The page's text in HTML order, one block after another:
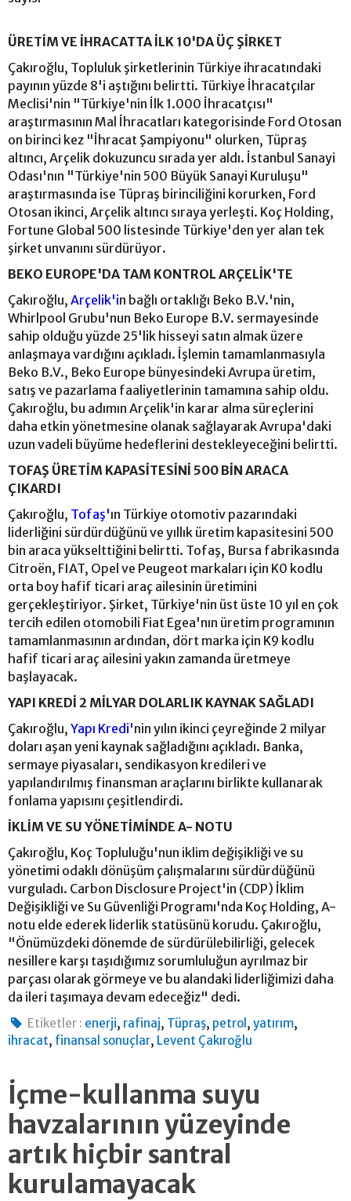
ÜRETİM VE İHRACATTA İLK 10'DA ÜÇ ŞİRKET
Çakıroğlu, Topluluk şirketlerinin Türkiye ihracatındaki
payının yüzde 8'i aştığını belirtti. Türkiye İhracatçılar
Meclisi'nin "Türkiye'nin İlk 1.000 İhracatçısı"
araştırmasının Mal İhracatları kategorisinde Ford Otosan
on birinci kez "İhracat Şampiyonu" olurken, Tüpraş
altıncı, Arçelik dokuzuncu sırada yer aldı. İstanbul Sanayi
Odası'nın "Türkiye'nin 500 Büyük Sanayi Kuruluşu"
araştırmasında ise Tüpraş birinciliğini korurken, Ford
Otosan ikinci, Arçelik altıncı sıraya yerleşti. Koç Holding,
Fortune Global 500 listesinde Türkiye'den yer alan tek
şirket unvanını sürdürüyor.
BEKO EUROPE'DA TAM KONTROL ARÇELİK'TE
Çakıroğlu, Arçelik'in bağlı ortaklığı Beko B.V.'nin,
Whirlpool Grubu'nun Beko Europe B.V. sermayesinde
sahip olduğu yüzde 25'lik hisseyi satın almak üzere
anlaşmaya vardığını açıkladı. İşlemin tamamlanmasıyla
Beko B.V., Beko Europe bünyesindeki Avrupa üretim,
satış ve pazarlama faaliyetlerinin tamamına sahip oldu.
Çakıroğlu, bu adımın Arçelik'in karar alma süreçlerini
daha etkin yönetmesine olanak sağlayarak Avrupa'daki
uzun vadeli büyüme hedeflerini destekleyeceğini belirtti.
TOFAŞ ÜRETİM KAPASİTESİNİ 500 BİN ARACA
ÇIKARDI
Çakıroğlu, Tofaş'ın Türkiye otomotiv pazarındaki
liderliğini sürdürdüğünü ve yıllık üretim kapasitesini 500
bin araca yükselttiğini belirtti. Tofaş, Bursa fabrikasında
Citroën, FIAT, Opel ve Peugeot markaları için K0 kodlu
orta boy hafif ticari araç ailesinin üretimini
gerçekleştiriyor. Şirket, Türkiye'nin üst üste 10 yıl en çok
tercih edilen otomobili Fiat Egea'nın üretim programının
tamamlanmasının ardından, dört marka için K9 kodlu
hafif ticari araç ailesini yakın zamanda üretmeye
başlayacak.
YAPI KREDİ 2 MİLYAR DOLARLIK KAYNAK SAĞLADI
Çakıroğlu, Yapı Kredi'nin yılın ikinci çeyreğinde 2 milyar
doları aşan yeni kaynak sağladığını açıkladı. Banka,
sermaye piyasaları, sendikasyon kredileri ve
yapılandırılmış finansman araçlarını birlikte kullanarak
fonlama yapısını çeşitlendirdi.
İKLİM VE SU YÖNETİMİNDE A- NOTU
Çakıroğlu, Koç Topluluğu'nun iklim değişikliği ve su
yönetimi odaklı dönüşüm çalışmalarını sürdürdüğünü
vurguladı. Carbon Disclosure Project'in (CDP) İklim
Değişikliği ve Su Güvenliği Programı'nda Koç Holding, A-
notu elde ederek liderlik statüsünü korudu. Çakıroğlu,
"Önümüzdeki dönemde de sürdürülebilirliği, gelecek
nesillere karşı taşıdığımız sorumluluğun ayrılmaz bir
parçası olarak görmeye ve bu alandaki liderliğimizi daha
da ileri taşımaya devam edeceğiz" dedi.
Etiketler : enerji, rafinaj, Tüpraş, petrol ,yatırım,
ihracat, finansal sonuçlar, Levent Çakıroğlu
İçme-kullanma suyu
havzalarının yüzeyinde
artık hiçbir santral
kurulamayacak